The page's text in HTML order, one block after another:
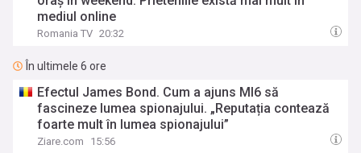
mediul online
Romania TV 20:32
În ultimele 6 ore
Efectul James Bond. Cum a ajuns MI6 să
fascineze lumea spionajului. „Reputația contează
foarte mult în lumea spionajului”
Ziare.com 15:56